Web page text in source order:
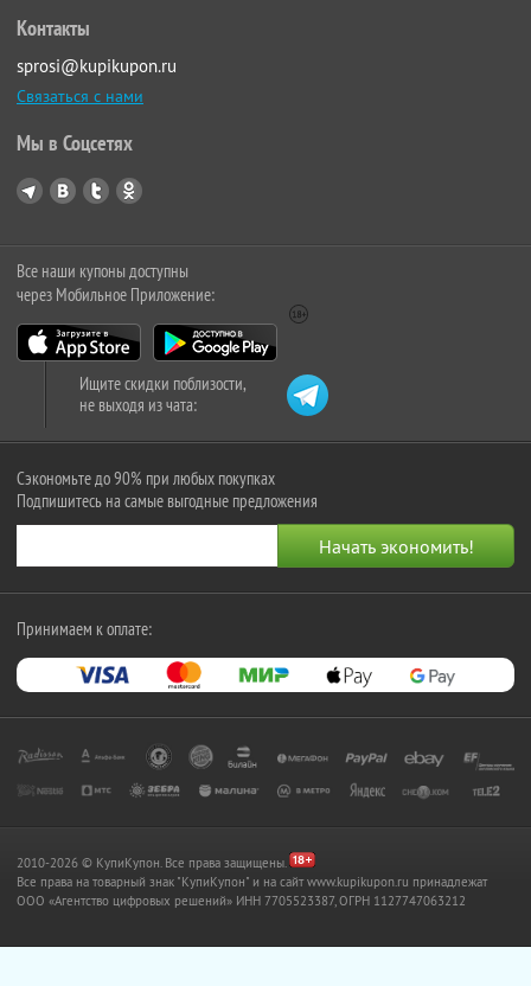
Контакты
sprosi@kupikupon.ru
Связаться с нами
Мы в Соцсетях
Все наши купоны доступны
через Мобильное Приложение:
Ищите скидки поблизости,
не выходя из чата:
Сэкономьте до 90% при любых покупках
Подпишитесь на самые выгодные предложения
Принимаем к оплате:
2010-2026 © КупиКупон. Все права защищены.
Все права на товарный знак "КупиКупон" и на сайт www.kupikupon.ru принадлежат
OOO «Агентство цифровых решений» ИНН 7705523387, ОГРН 1127747063212